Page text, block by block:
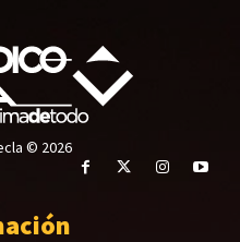
© 2026